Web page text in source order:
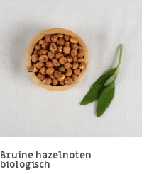
Bruine hazelnoten
biologisch